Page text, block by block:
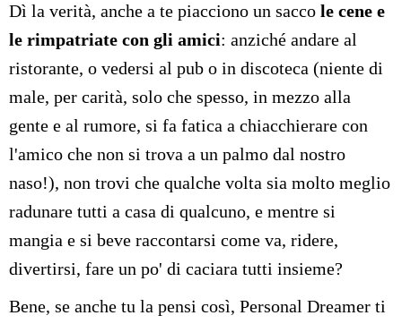
Dì la verità, anche a te piacciono un sacco le cene e
le rimpatriate con gli amici: anziché andare al
ristorante, o vedersi al pub o in discoteca (niente di
male, per carità, solo che spesso, in mezzo alla
gente e al rumore, si fa fatica a chiacchierare con
l'amico che non si trova a un palmo dal nostro
naso!), non trovi che qualche volta sia molto meglio
radunare tutti a casa di qualcuno, e mentre si
mangia e si beve raccontarsi come va, ridere,
divertirsi, fare un po' di caciara tutti insieme?
Bene, se anche tu la pensi così, Personal Dreamer ti